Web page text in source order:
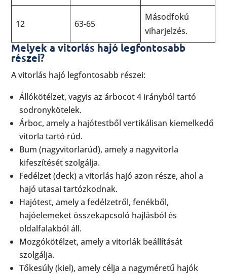
12 63-65
Másodfokú
viharjelzés.
Melyek a vitorlás hajó legfontosabb
részei?
A vitorlás hajó legfontosabb részei:
Állókötélzet, vagyis az árbocot 4 irányból tartó
sodronykötelek.
Árboc, amely a hajótestből vertikálisan kiemelkedő
vitorla tartó rúd.
Bum (nagyvitorlarúd), amely a nagyvitorla
kifeszítését szolgálja.
Fedélzet (deck) a vitorlás hajó azon része, ahol a
hajó utasai tartózkodnak.
Hajótest, amely a fedélzetről, fenékből,
hajóelemeket összekapcsoló hajlásból és
oldalfalakból áll.
Mozgókötélzet, amely a vitorlák beállítását
szolgálja.
Tőkesúly (kiel), amely célja a nagyméretű hajók